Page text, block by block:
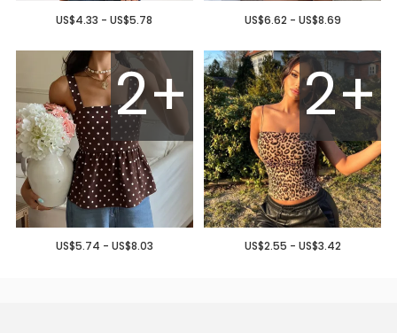
US$4.33 - US$5.78 US$6.62 - US$8.69
2+
US$5.74 - US$8.03
2+
US$2.55 - US$3.42